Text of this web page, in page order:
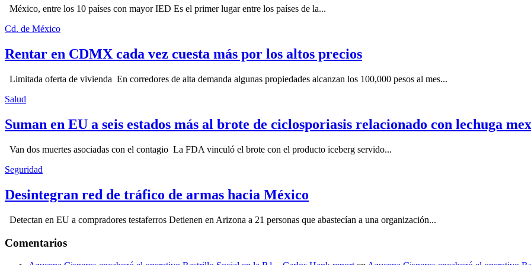
México, entre los 10 países con mayor IED Es el primer lugar entre los países de la...
Cd. de México
Rentar en CDMX cada vez cuesta más por los altos precios
Limitada oferta de vivienda En corredores de alta demanda algunas propiedades alcanzan los 100,000 pesos al mes...
Salud
Suman en EU a seis estados más al brote de ciclosporiasis relacionado con lechuga
Van dos muertes asociadas con el contagio La FDA vinculó el brote con el producto iceberg servido...
Seguridad
Desintegran red de tráfico de armas hacia México
Detectan en EU a compradores testaferros Detienen en Arizona a 21 personas que abastecían a una organización...
Comentarios